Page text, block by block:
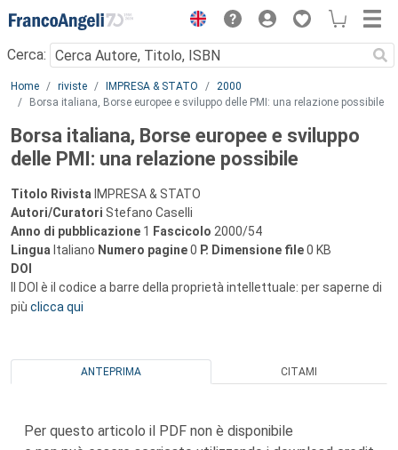
Menu
Cerca:
Main content
Home riviste IMPRESA & STATO
2000
Borsa italiana, Borse europee e sviluppo delle PMI: una relazione possibile
Borsa italiana, Borse europee e sviluppo
delle PMI: una relazione possibile
Titolo Rivista IMPRESA & STATO
Autori/Curatori Stefano Caselli
Anno di pubblicazione 1 Fascicolo 2000/54
Lingua Italiano Numero pagine0 P. Dimensione file0 KB
DOI
Il DOI è il codice a barre della proprietà intellettuale: per saperne di
più clicca qui
ANTEPRIMA CITAMI
Per questo articolo il PDF non è disponibile